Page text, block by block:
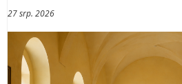
27 srp. 2026